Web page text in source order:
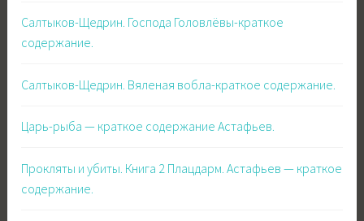
Салтыков-Щедрин. Господа Головлёвы-краткое
содержание.
Салтыков-Щедрин. Вяленая вобла-краткое содержание.
Царь-рыба — краткое содержание Астафьев.
Прокляты и убиты. Книга 2 Плацдарм. Астафьев — краткое
содержание.